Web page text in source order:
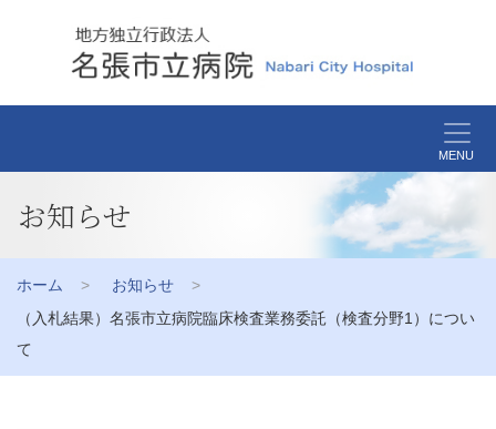
MENU
お知らせ
ホーム
お知らせ
（入札結果）名張市立病院臨床検査業務委託（検査分野1）につい
て